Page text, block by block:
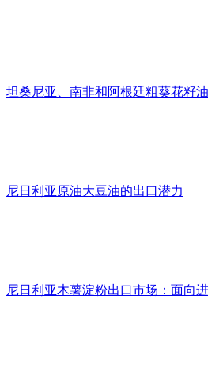
坦桑尼亚、南非和阿根廷粗葵花籽
尼日利亚原油大豆油的出口潜力
尼日利亚木薯淀粉出口市场：面向